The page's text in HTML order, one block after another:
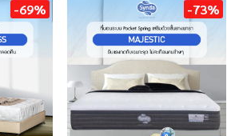
-69% -73%